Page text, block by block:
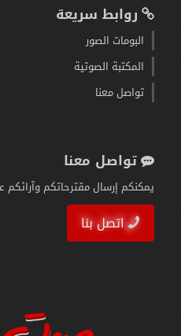
روابط سريعة
البومات الصور
المكتبة الصوتية
تواصل معنا
تواصل معنا
يمكنكم إرسال مقترحاتكم
اتصل بنا